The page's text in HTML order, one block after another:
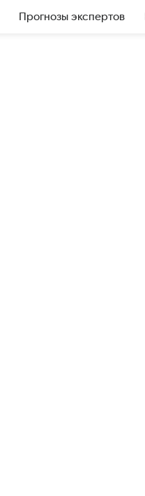
Прогнозы экспертов